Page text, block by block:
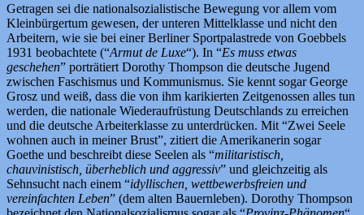
Getragen sei die nationalsozialistische Bewegung vor allem vom
Kleinbürgertum gewesen, der unteren Mittelklasse und nicht den
Arbeitern, wie sie bei einer Berliner Sportpalastrede von Goebbels
1931 beobachtete (“Armut de Luxe“). In “Es muss etwas
geschehen” porträtiert Dorothy Thompson die deutsche Jugend
zwischen Faschismus und Kommunismus. Sie kennt sogar George
Grosz und weiß, dass die von ihm karikierten Zeitgenossen alles tun
werden, die nationale Wiederaufrüstung Deutschlands zu erreichen
und die deutsche Arbeiterklasse zu unterdrücken. Mit “Zwei Seele
wohnen auch in meiner Brust”, zitiert die Amerikanerin sogar
Goethe und beschreibt diese Seelen als “militaristisch,
chauvinistisch, überheblich und aggressiv” und gleichzeitig als
Sehnsucht nach einem “idyllischen, wettbewerbsfreien und
vereinfachten Leben” (dem alten Bauernleben). Dorothy Thompson